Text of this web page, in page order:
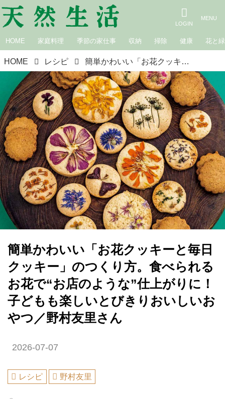
HOME 家庭料理 季節の家仕事 収納 掃除 健康 花と緑
HOME レシピ 簡単かわいい「お花クッキーと毎日クッキー」のつくり方。食べられるお花で“お店のような”仕上がりに！子どもも楽しいとびきりおいしいおやつ／野村友里さん
簡単かわいい「お花クッキーと毎日
クッキー」のつくり方。食べられる
お花で“お店のような”仕上がりに！
子どもも楽しいとびきりおいしいお
やつ／野村友里さん
2026-07-07
レシピ 野村友里